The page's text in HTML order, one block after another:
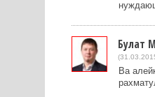
Булат
Ва